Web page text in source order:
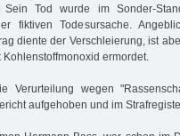
Tod wurde im Sonder-
fiktiven Todesursache.
diente der Verschleierung, ist
ermordet.
wegen
aufgehoben und im